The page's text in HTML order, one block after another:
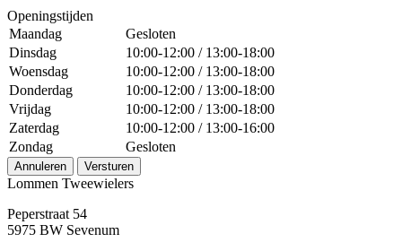
Openingstijden
Maandag
Gesloten
Dinsdag
10:00-12:00 / 13:00-18:00
Woensdag
10:00-12:00 / 13:00-18:00
Donderdag
10:00-12:00 / 13:00-18:00
Vrijdag
10:00-12:00 / 13:00-18:00
Zaterdag
10:00-12:00 / 13:00-16:00
Zondag
Gesloten
Annuleren Versturen
Lommen Tweewielers
Peperstraat 54
5975 BW Sevenum